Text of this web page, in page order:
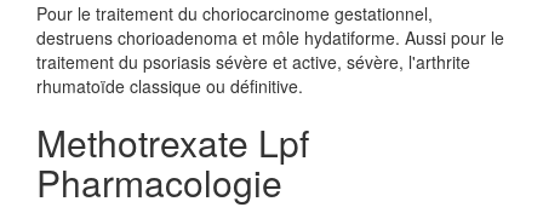
Pour le traitement du choriocarcinome gestationnel,
destruens chorioadenoma et môle hydatiforme. Aussi pour le
traitement du psoriasis sévère et active, sévère, l'arthrite
rhumatoïde classique ou définitive.
Methotrexate Lpf
Pharmacologie